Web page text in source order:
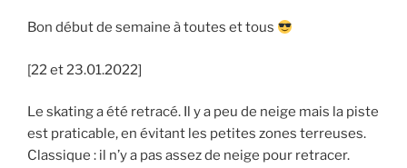
Bon début de semaine à toutes et tous
[22 et 23.01.2022]
Le skating a été retracé. Il y a peu de neige mais la piste
est praticable, en évitant les petites zones terreuses.
Classique : il n’y a pas assez de neige pour retracer.